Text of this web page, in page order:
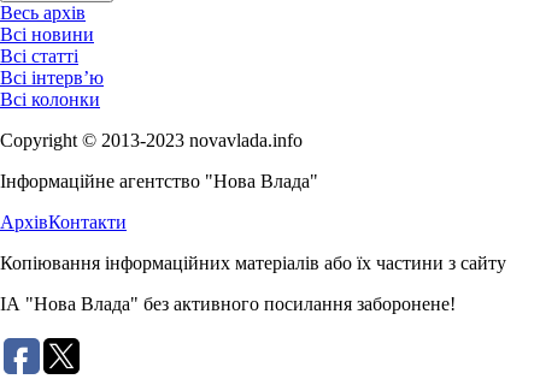
Весь архів
Всі новини
Всі статті
Всі інтерв’ю
Всі колонки
Copyright © 2013-2023 novavlada.info
Інформаційне агентство "Нова Влада"
АрхівКонтакти
Копіювання інформаційних матеріалів або їх частини з сайту
ІА "Нова Влада" без активного посилання заборонене!